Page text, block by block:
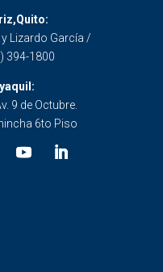
Lizardo García /
394-1800
9 de Octubre.
6to Piso